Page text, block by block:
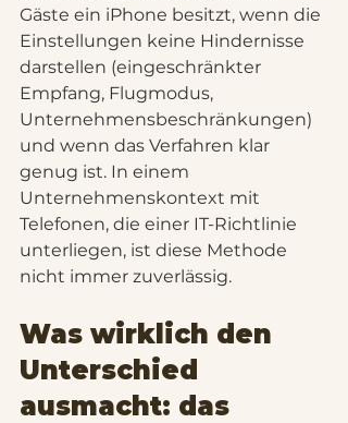
Gäste ein iPhone besitzt, wenn die
Einstellungen keine Hindernisse
darstellen (eingeschränkter
Empfang, Flugmodus,
Unternehmensbeschränkungen)
und wenn das Verfahren klar
genug ist. In einem
Unternehmenskontext mit
Telefonen, die einer IT-Richtlinie
unterliegen, ist diese Methode
nicht immer zuverlässig.
Was wirklich den
Unterschied
ausmacht: das